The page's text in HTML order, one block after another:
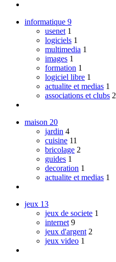
informatique 9
usenet 1
logiciels 1
multimedia 1
images 1
formation 1
logiciel libre 1
actualite et medias 1
associations et clubs 2
maison 20
jardin 4
cuisine 11
bricolage 2
guides 1
decoration 1
actualite et medias 1
jeux 13
jeux de societe 1
internet 9
jeux d'argent 2
jeux video 1